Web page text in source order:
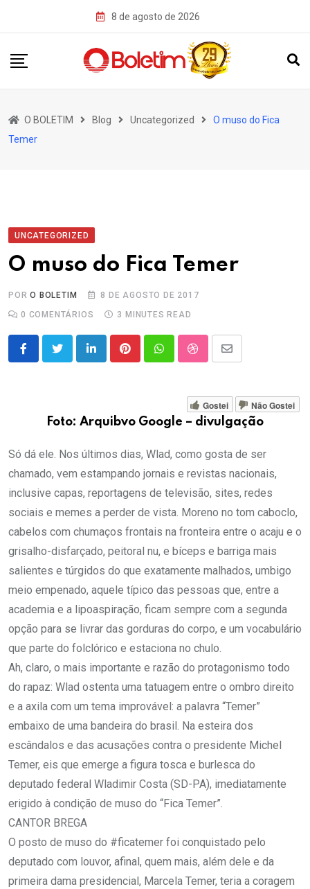
8 de agosto de 2026
O BOLETIM Blog Uncategorized
O muso do Fica
Temer
UNCATEGORIZED
O muso do Fica Temer
PORO BOLETIM
8 DE AGOSTO DE 2017
0 COMENTÁRIOS 3 MINUTES READ
LinkedInPinterestWhatsappStumbleUpon
Share
Email
Gostei
Não Gostei
Foto: Arquibvo Google – divulgação
Só dá ele. Nos últimos dias, Wlad, como gosta de ser
chamado, vem estampando jornais e revistas nacionais,
inclusive capas, reportagens de televisão, sites, redes
sociais e memes a perder de vista. Moreno no tom caboclo,
cabelos com chumaços frontais na fronteira entre o acaju e o
grisalho-disfarçado, peitoral nu, e bíceps e barriga mais
salientes e túrgidos do que exatamente malhados, umbigo
meio empenado, aquele típico das pessoas que, entre a
academia e a lipoaspiração, ficam sempre com a segunda
opção para se livrar das gorduras do corpo, e um vocabulário
que parte do folclórico e estaciona no chulo.
Ah, claro, o mais importante e razão do protagonismo todo
do rapaz: Wlad ostenta uma tatuagem entre o ombro direito
e a axila com um tema improvável: a palavra “Temer”
embaixo de uma bandeira do brasil. Na esteira dos
escândalos e das acusações contra o presidente Michel
Temer, eis que emerge a figura tosca e burlesca do
deputado federal Wladimir Costa (SD-PA), imediatamente
erigido à condição de muso do “Fica Temer”.
CANTOR BREGA
O posto de muso do #ficatemer foi conquistado pelo
deputado com louvor, afinal, quem mais, além dele e da
primeira dama presidencial, Marcela Temer, teria a coragem